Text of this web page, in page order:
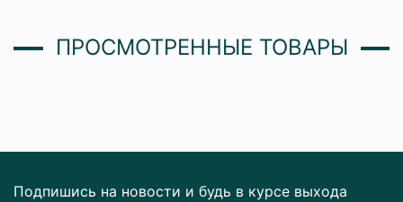
ПРОСМОТРЕННЫЕ ТОВАРЫ
Подпишись на новости и будь в курсе выхода